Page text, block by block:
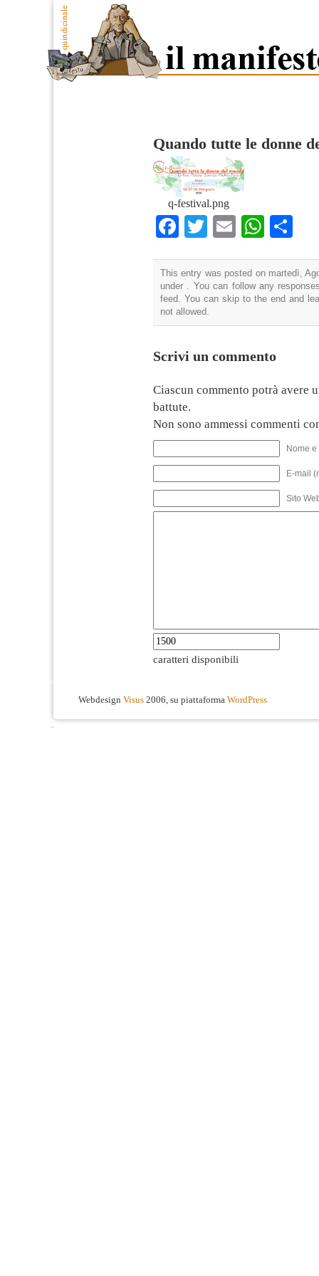
Quando tutte le donne
q-festival.png
Facebook
TwitterEmail
This entry was posted on martedì,
under . You can follow any
feed. You can skip to the end and
not allowed.
Scrivi un commento
Ciascun commento potrà avere
battute.
Non sono ammessi commenti
Nome
E-mail
Sito
caratteri disponibili
Webdesign Visus 2006, su piattaforma WordPress